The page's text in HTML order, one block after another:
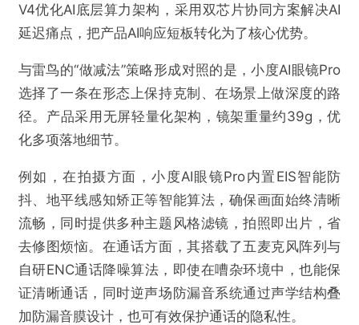
V4优化AI底层算力架构，采用双芯片协同方案解决AI
延迟痛点，把产品AI响应短板转化为了核心优势。
与雷鸟的“做减法”策略形成对照的是，小度AI眼镜Pro
选择了一条在形态上保持克制、在场景上做深度的路
径。产品采用无屏轻量化架构，镜架重量约39g，优
化多项落地细节。
例如，在拍摄方面，小度AI眼镜Pro内置EIS智能防
抖、地平线感知矫正等智能算法，确保画面始终清晰
流畅，同时提供多种主题风格滤镜，拍照即出片，省
去修图烦恼。在通话方面，其搭载了五麦克风阵列与
自研ENC通话降噪算法，即使在嘈杂环境中，也能保
证清晰通话，同时逆声场防漏音系统通过声学结构叠
加防漏音膜设计，也可有效保护通话的隐私性。